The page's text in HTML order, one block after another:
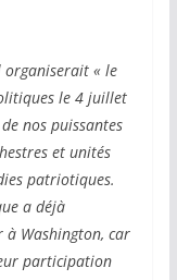
organiserait « le
le 4 juillet
nos puissantes
et unités
patriotiques.
a déjà
Washington, car
participation